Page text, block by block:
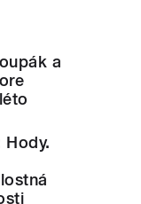
a
Hody.